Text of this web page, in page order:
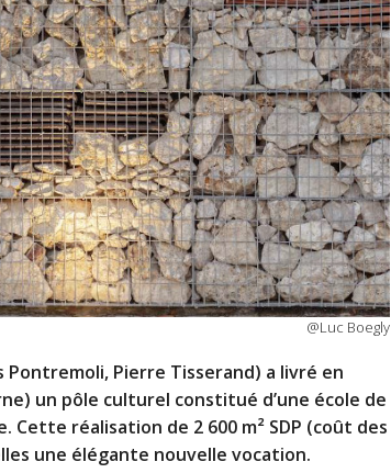
@Luc Boegly
Pontremoli, Pierre Tisserand) a livré en
un pôle culturel constitué d’une école de
Cette réalisation de 2 600 m² SDP (coût des
une élégante nouvelle vocation.